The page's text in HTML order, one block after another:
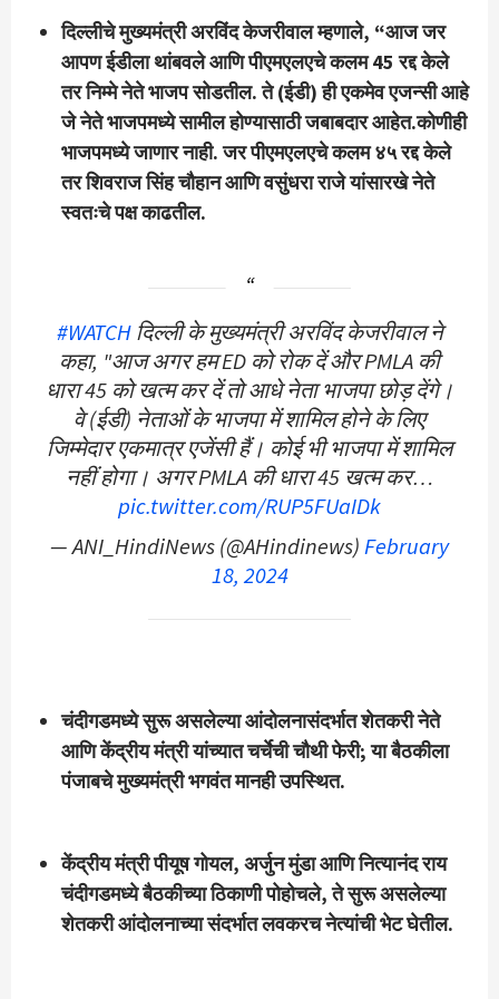
दिल्लीचे मुख्यमंत्री अरविंद केजरीवाल म्हणाले, “आज जर
आपण ईडीला थांबवले आणि पीएमएलएचे कलम 45 रद्द केले
तर निम्मे नेते भाजप सोडतील. ते (ईडी) ही एकमेव एजन्सी आहे
जे नेते भाजपमध्ये सामील होण्यासाठी जबाबदार आहेत.कोणीही
भाजपमध्ये जाणार नाही. जर पीएमएलएचे कलम ४५ रद्द केले
तर शिवराज सिंह चौहान आणि वसुंधरा राजे यांसारखे नेते
स्वतःचे पक्ष काढतील.
#WATCHदिल्ली के मुख्यमंत्री अरविंद केजरीवाल ने
कहा, "आज अगर हम ED को रोक दें और PMLA की
धारा 45 को खत्म कर दें तो आधे नेता भाजपा छोड़ देंगे।
वे (ईडी) नेताओं के भाजपा में शामिल होने के लिए
जिम्मेदार एकमात्र एजेंसी हैं। कोई भी भाजपा में शामिल
नहीं होगा। अगर PMLA की धारा 45 खत्म कर…
pic.twitter.com/RUP5FUaIDk
— ANI_HindiNews (@AHindinews)February
18, 2024
चंदीगडमध्ये सुरू असलेल्या आंदोलनासंदर्भात शेतकरी नेते
आणि केंद्रीय मंत्री यांच्यात चर्चेची चौथी फेरी; या बैठकीला
पंजाबचे मुख्यमंत्री भगवंत मानही उपस्थित.
केंद्रीय मंत्री पीयूष गोयल, अर्जुन मुंडा आणि नित्यानंद राय
चंदीगडमध्ये बैठकीच्या ठिकाणी पोहोचले, ते सुरू असलेल्या
शेतकरी आंदोलनाच्या संदर्भात लवकरच नेत्यांची भेट घेतील.